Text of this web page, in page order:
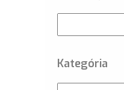
Kategória